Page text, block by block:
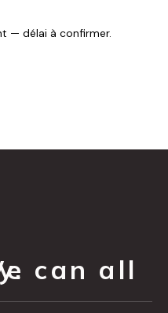
— délai à confirmer.
fly.